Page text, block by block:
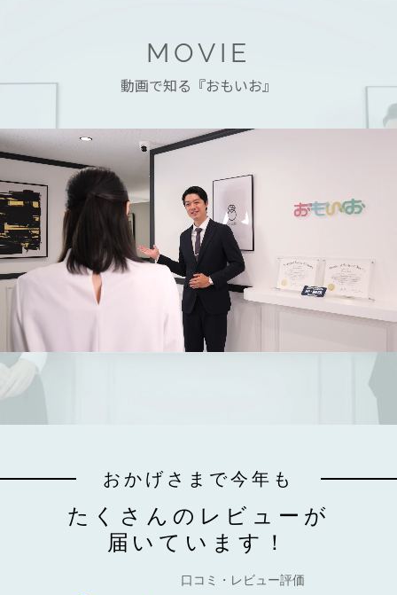
MOVIE
動画で知る『おもいお』
おかげさまで今年も
たくさんのレビューが
届いています！
口コミ・レビュー評価